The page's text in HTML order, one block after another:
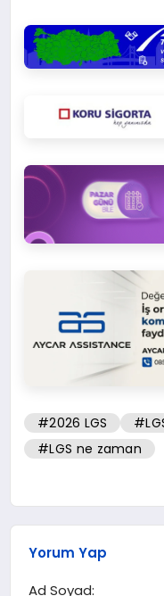
#2026 LGS
#LGS ne zaman
Yorum Yap
Ad Soyad: